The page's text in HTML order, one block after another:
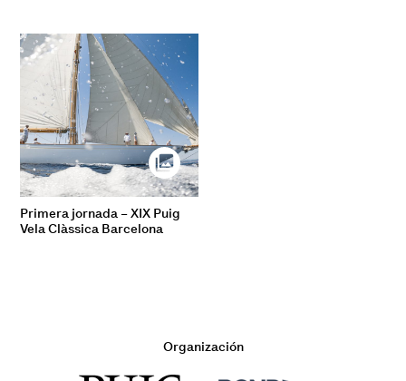
Primera jornada – XIX Puig
Vela Clàssica Barcelona
Organización